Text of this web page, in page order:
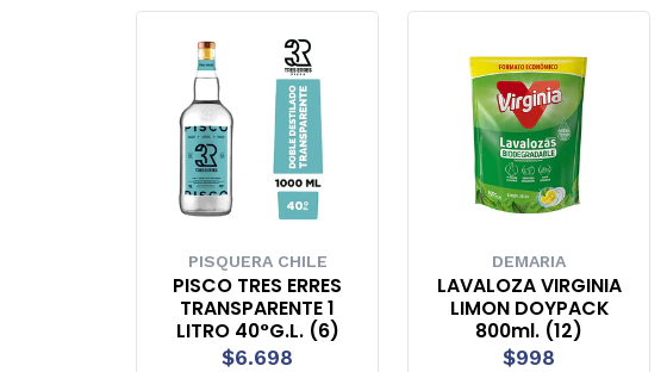
PISQUERA CHILE
PISCO TRES ERRES
TRANSPARENTE 1
LITRO 40°G.L. (6)
$6.698
DEMARIA
LAVALOZA VIRGINIA
LIMON DOYPACK
800ml. (12)
$998